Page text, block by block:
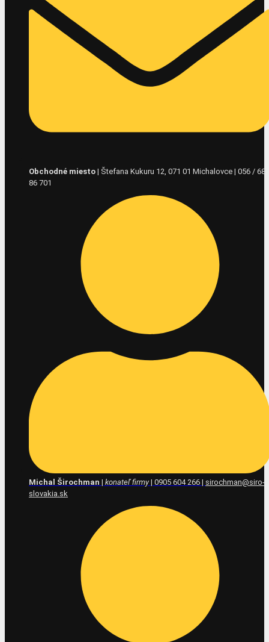
Obchodné miesto | Štefana Kukuru 12, 071 01 Michalovce | 056 / 68
86 701
Michal Širochman | konateľ firmy| 0905 604 266 | sirochman@siro-
slovakia.sk